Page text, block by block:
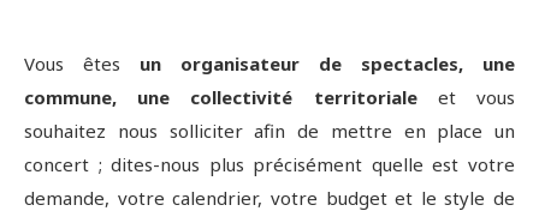
Vous êtes un organisateur de spectacles, une
commune, une collectivité territorialeet vous
souhaitez nous solliciter afin de mettre en place un
concert ; dites-nous plus précisément quelle est votre
demande, votre calendrier, votre budget et le style de